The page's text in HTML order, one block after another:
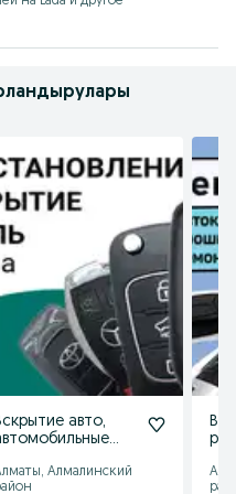
авто,
Алмалинский